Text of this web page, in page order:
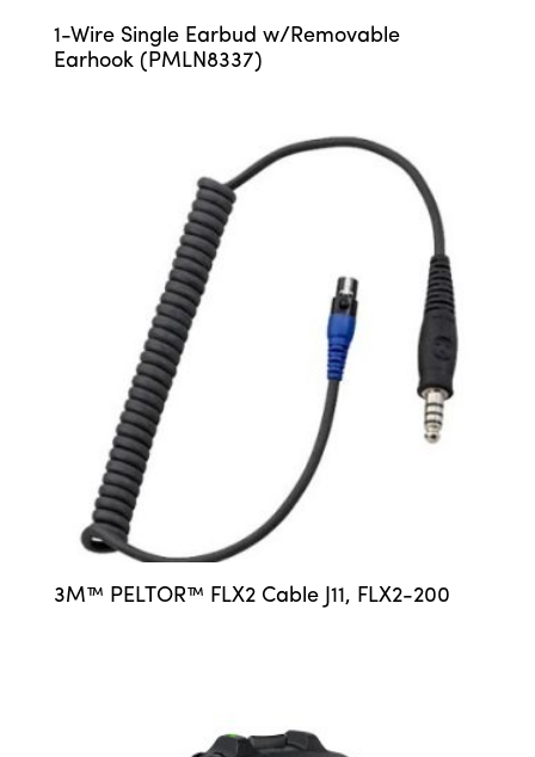
1-Wire Single Earbud w/Removable
Earhook (PMLN8337)
3M™ PELTOR™ FLX2 Cable J11, FLX2-200